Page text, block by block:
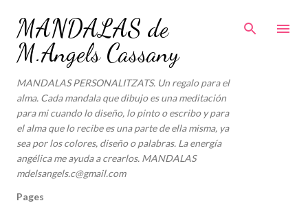
Ir al contenido principal
MANDALAS de
M.Angels Cassany
MANDALAS PERSONALITZATS. Un regalo para el
alma. Cada mandala que dibujo es una meditación
para mi cuando lo diseño, lo pinto o escribo y para
el alma que lo recibe es una parte de ella misma, ya
sea por los colores, diseño o palabras. La energía
angélica me ayuda a crearlos. MANDALAS
mdelsangels.c@gmail.com
Pages